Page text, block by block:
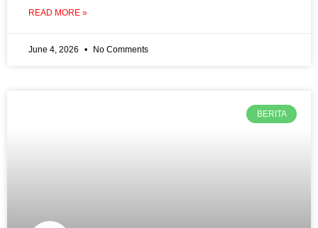
READ MORE »
June 4, 2026 No Comments
BERITA